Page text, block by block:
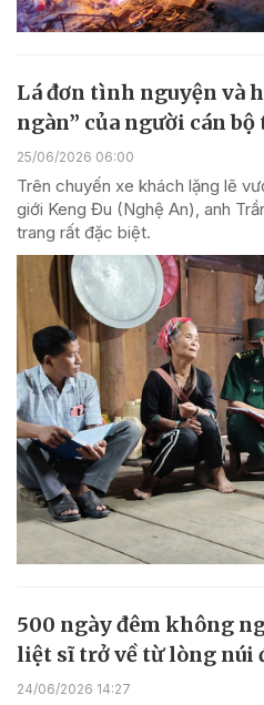
Lá đơn tình nguyện và
ngàn” của người cán bộ
25/06/2026 06:00
Trên chuyến xe khách lặng lẽ
giới Keng Đu (Nghệ An), anh
trang rất đặc biệt.
500 ngày đêm không
liệt sĩ trở về từ lòng núi
24/06/2026 14:27